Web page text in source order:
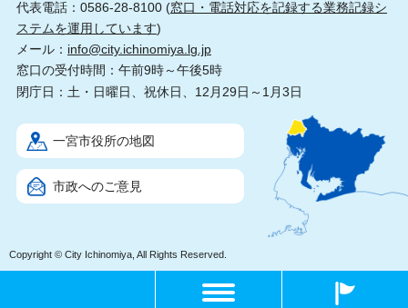
代表電話：0586-28-8100 (窓口・電話対応を記録する業務記録シ
ステムを運用しています)
メール： info@city.ichinomiya.lg.jp
窓口の受付時間：午前9時～午後5時
閉庁日：土・日曜日、祝休日、12月29日～1月3日
一宮市役所の地図
市政へのご意見
Copyright © City Ichinomiya, All Rights Reserved.